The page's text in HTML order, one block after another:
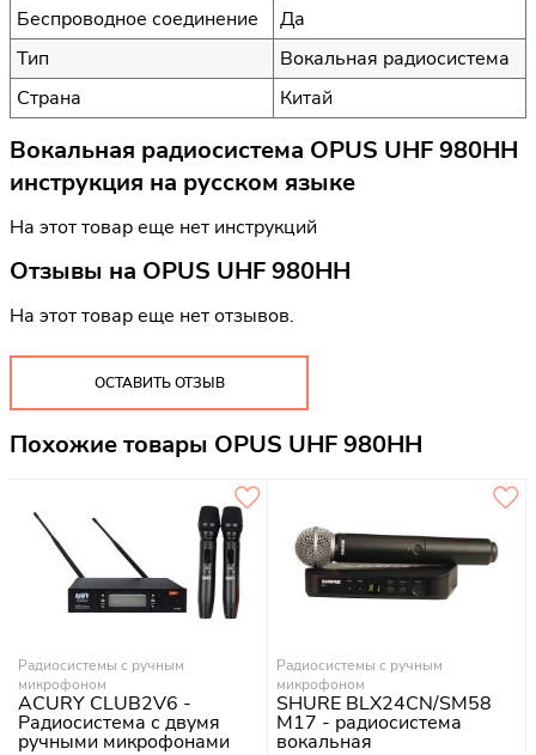
Беспроводное соединение
Да
Тип
Вокальная радиосистема
Страна
Китай
Вокальная радиосистема OPUS UHF 980HH
инструкция на русском языке
На этот товар еще нет инструкций
Отзывы на OPUS UHF 980HH
На этот товар еще нет отзывов.
ОСТАВИТЬ ОТЗЫВ
Похожие товары OPUS UHF 980HH
Радиосистемы с ручным
микрофоном
ACURY CLUB2V6 -
Радиосистема с двумя
ручными микрофонами
Радиосистемы с ручным
микрофоном
SHURE BLX24CN/SM58
M17 - радиосистема
вокальная